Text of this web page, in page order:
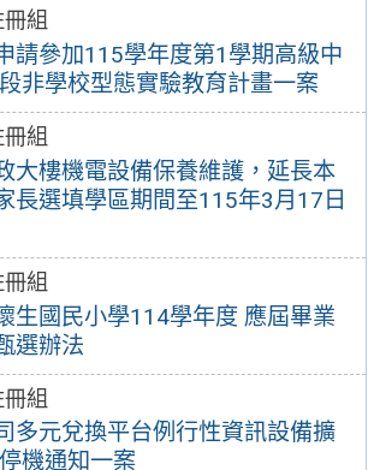
組
請參加115學年度第1學期高級中
非學校型態實驗教育計畫一案
組
大樓機電設備保養維護，延長本
長選填學區期間至115年3月17日
組
生國民小學114學年度 應屆畢業
選辦法
組
多元兌換平台例行性資訊設備擴
機通知一案